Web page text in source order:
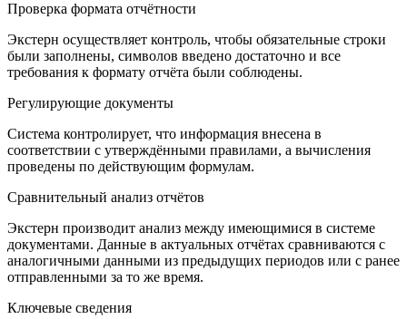
Проверка формата отчётности
Экстерн осуществляет контроль, чтобы обязательные строки
были заполнены, символов введено достаточно и все
требования к формату отчёта были соблюдены.
Регулирующие документы
Система контролирует, что информация внесена в
соответствии с утверждёнными правилами, а вычисления
проведены по действующим формулам.
Сравнительный анализ отчётов
Экстерн производит анализ между имеющимися в системе
документами. Данные в актуальных отчётах сравниваются с
аналогичными данными из предыдущих периодов или с ранее
отправленными за то же время.
Ключевые сведения